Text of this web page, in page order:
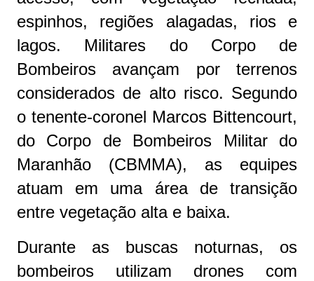
espinhos, regiões alagadas, rios e
lagos. Militares do Corpo de
Bombeiros avançam por terrenos
considerados de alto risco. Segundo
o tenente-coronel Marcos Bittencourt,
do Corpo de Bombeiros Militar do
Maranhão (CBMMA), as equipes
atuam em uma área de transição
entre vegetação alta e baixa.
Durante as buscas noturnas, os
bombeiros utilizam drones com